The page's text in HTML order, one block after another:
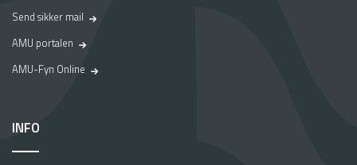
Send sikker mail
AMU portalen
AMU-Fyn Online
INFO